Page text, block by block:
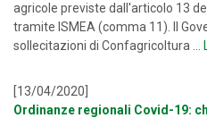
agricole previste dall'articolo 13
tramite ISMEA (comma 11). Il
sollecitazioni di Confagricoltura ...
[13/04/2020]
Ordinanze regionali Covid-19: